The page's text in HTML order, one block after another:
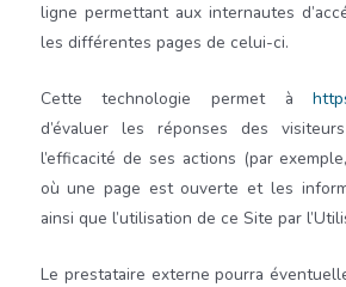
ligne permettant aux internautes
les différentes pages de celui-ci.
Cette technologie permet à
d’évaluer les réponses des
l’efficacité de ses actions (par
où une page est ouverte et les
ainsi que l’utilisation de ce Site par
Le prestataire externe pourra